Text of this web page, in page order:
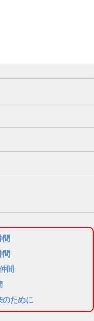
間
間
間
のために